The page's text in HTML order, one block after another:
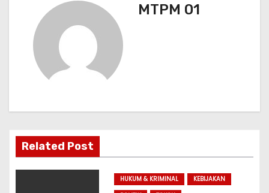
MTPM 01
Related Post
HUKUM & KRIMINAL
KEBIJAKAN